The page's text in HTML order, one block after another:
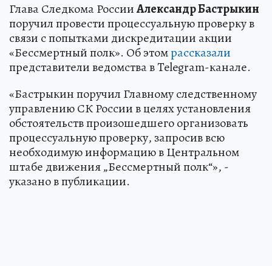
Глава Следкома РоссииАлександр Бастрыкин
поручил провести процессуальную проверку в
связи с попытками дискредитации акции
«Бессмертный полк». Об этомрассказали
представители ведомства в Telegram-канале.
«Бастрыкин поручил Главному следственному
управлению СК России в целях установления
обстоятельств произошедшего организовать
процессуальную проверку, запросив всю
необходимую информацию в Центральном
штабе движения „Бессмертный полк“», -
указано в публикации.